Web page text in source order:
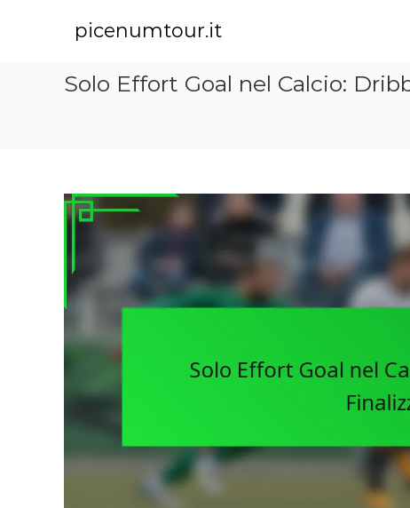
picenumtour.it
Solo Effort Goal nel Calcio: